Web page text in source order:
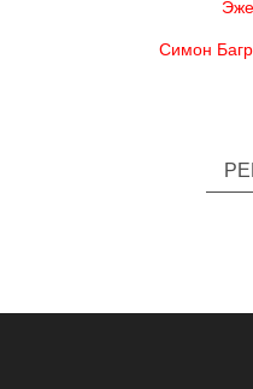
Симон